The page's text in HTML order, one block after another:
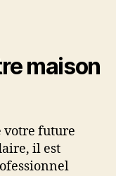
maison
votre future
il est